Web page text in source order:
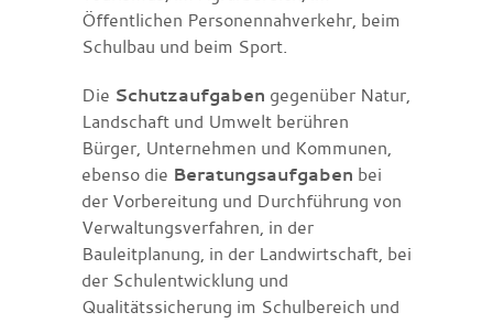
Öffentlichen Personennahverkehr, beim
Schulbau und beim Sport.
Die Schutzaufgaben gegenüber Natur,
Landschaft und Umwelt berühren
Bürger, Unternehmen und Kommunen,
ebenso die Beratungsaufgaben bei
der Vorbereitung und Durchführung von
Verwaltungsverfahren, in der
Bauleitplanung, in der Landwirtschaft, bei
der Schulentwicklung und
Qualitätssicherung im Schulbereich und